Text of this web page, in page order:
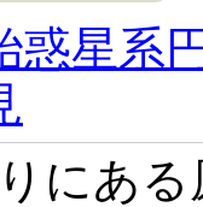
惑星系
にあ